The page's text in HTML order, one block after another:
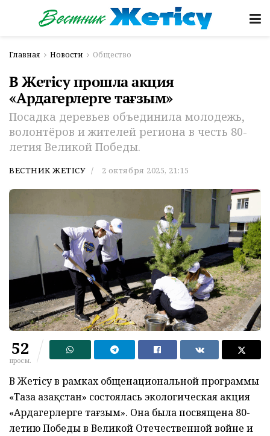
Главная Новости Общество
В Жетісу прошла акция
«Ардагерлерге тағзым»
Посадка деревьев объединила молодежь,
волонтёров и жителей региона в честь 80-
летия Великой Победы.
ВЕСТНИК ЖЕТІСУ 2 октября 2025, 21:15
52
просм.
В Жетісу в рамках общенациональной программы
«Таза Қазақстан» состоялась экологическая акция
«Ардагерлерге тағзым». Она была посвящена 80-
летию Победы в Великой Отечественной войне и